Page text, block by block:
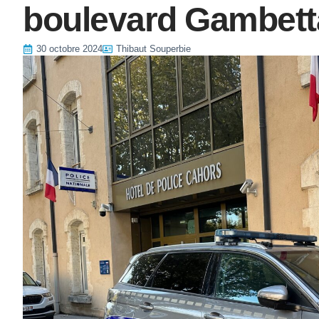
boulevard
30 octobre 2024 Thibaut Souperbie